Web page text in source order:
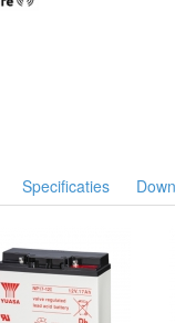
Specificaties